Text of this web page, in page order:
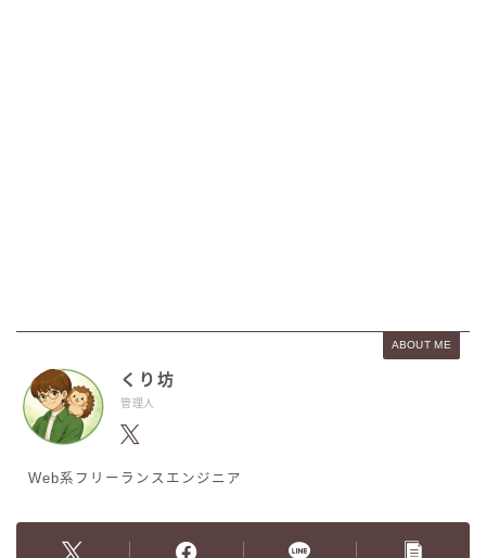
ABOUT ME
くり坊
管理人
Web系フリーランスエンジニア